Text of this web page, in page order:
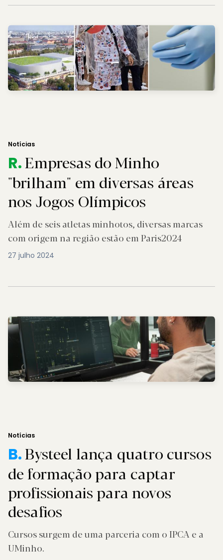
Notícias
R.Empresas do Minho
"brilham" em diversas áreas
nos Jogos Olímpicos
Além de seis atletas minhotos, diversas marcas
com origem na região estão em Paris2024
27 julho 2024
Notícias
B.Bysteel lança quatro cursos
de formação para captar
profissionais para novos
desafios
Cursos surgem de uma parceria com o IPCA e a
UMinho.